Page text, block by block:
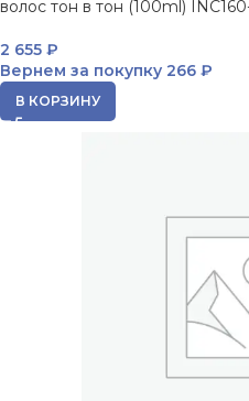
волос тон в тон (100ml)
2 655 ₽
Вернем за покупку 266 ₽
В КОРЗИНУ